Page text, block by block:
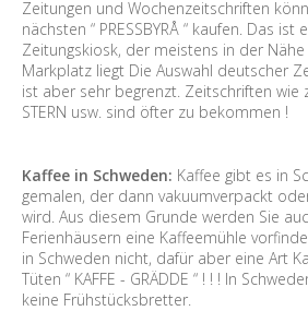
Zeitungen und Wochenzeitschriften
nächsten “ PRESSBYRÅ “ kaufen. Das ist
Zeitungskiosk, der meistens in der
Markplatz liegt Die Auswahl deutscher
ist aber sehr begrenzt. Zeitschriften wie
STERN usw. sind öfter zu bekommen !
Kaffee in Schweden: Kaffee gibt es in
gemalen, der dann vakuumverpackt
wird. Aus diesem Grunde werden Sie
Ferienhäusern eine Kaffeemühle
in Schweden nicht, dafür aber eine Art
Tüten “ KAFFE - GRÄDDE “ ! ! ! In
keine Frühstücksbretter.